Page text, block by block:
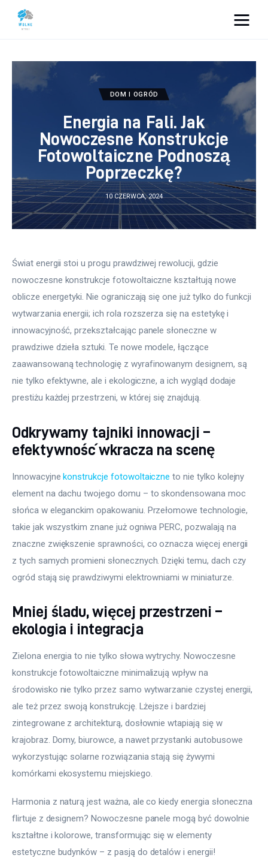
Lifestyle
Dom i ogród
Zdrowie
Więcej
DOM I OGRÓD
Energia na Fali. Jak
Nowoczesne Konstrukcje
Fotowoltaiczne Podnoszą
Poprzeczkę?
10 CZERWCA, 2024
Świat energii stoi u progu prawdziwej rewolucji, gdzie
nowoczesne konstrukcje fotowoltaiczne kształtują nowe
oblicze energetyki. Nie ograniczają się one już tylko do funkcji
wytwarzania energii; ich rola rozszerza się na estetykę i
innowacyjność, przekształcając panele słoneczne w
prawdziwe dzieła sztuki. Te nowe modele, łączące
zaawansowaną technologię z wyrafinowanym designem, są
nie tylko efektywne, ale i ekologiczne, a ich wygląd dodaje
prestiżu każdej przestrzeni, w której się znajdują.
Odkrywamy tajniki innowacji –
efektywność wkracza na scenę
Innowacyjne konstrukcje fotowoltaiczne to nie tylko kolejny
element na dachu twojego domu – to skondensowana moc
słońca w eleganckim opakowaniu. Przełomowe technologie,
takie jak wszystkim znane już ogniwa PERC, pozwalają na
znaczne zwiększenie sprawności, co oznacza więcej energii
z tych samych promieni słonecznych. Dzięki temu, dach czy
ogród stają się prawdziwymi elektrowniami w miniaturze.
Mniej śladu, więcej przestrzeni –
ekologia i integracja
Zielona energia to nie tylko słowa wytrychy. Nowoczesne
konstrukcje fotowoltaiczne minimalizują wpływ na
środowisko nie tylko przez samo wytwarzanie czystej energii,
ale też przez swoją konstrukcję. Lżejsze i bardziej
zintegrowane z architekturą, dosłownie wtapiają się w
krajobraz. Domy, biurowce, a nawet przystanki autobusowe
wykorzystując solarne rozwiązania stają się żywymi
komórkami ekosystemu miejskiego.
Harmonia z naturą jest ważna, ale co kiedy energia słoneczna
flirtuje z designem? Nowoczesne panele mogą być dowolnie
kształtne i kolorowe, transformując się w elementy
estetyczne budynków – z pasją do detalów i energii!